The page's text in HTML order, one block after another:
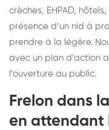
crèches, EHPAD,
présence d’un nid à
prendre à la légère.
avec un plan d’action
l’ouverture au public.
Frelon dans
en attendant